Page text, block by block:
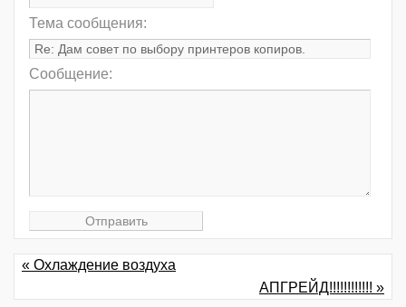
Тема сообщения:
Сообщение:
« Охлаждение воздуха
АПГРЕЙД!!!!!!!!!!!! »